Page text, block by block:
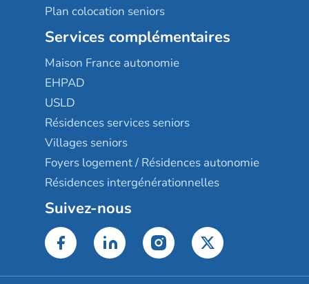
Plan colocation seniors
Services complémentaires
Maison France autonomie
EHPAD
USLD
Résidences services seniors
Villages seniors
Foyers logement / Résidences autonomie
Résidences intergénérationnelles
Suivez-nous